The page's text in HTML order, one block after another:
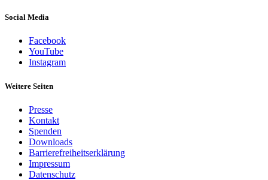
Social Media
Facebook
YouTube
Instagram
Weitere Seiten
Presse
Kontakt
Spenden
Downloads
Barrierefreiheitserklärung
Impressum
Datenschutz